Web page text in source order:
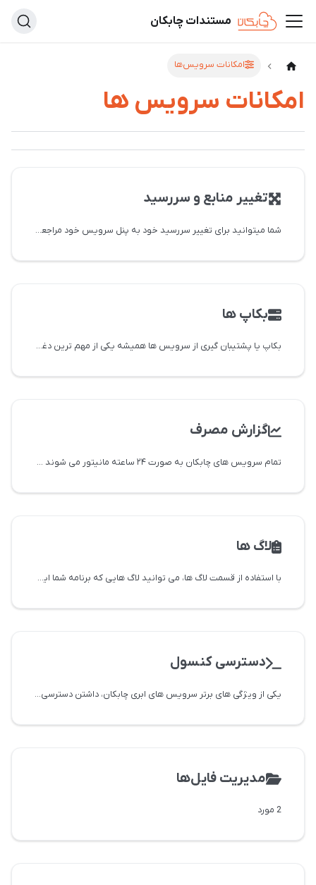
مستندات چابکان
امکانات سرویس‌ها
امکانات سرویس ها
تغییر منابع و سررسید
شما میتوانید برای تغییر سررسید خود به پنل سرویس خود مراجعه کنید و تغییر منابع
بکاپ ها
بکاپ یا پشتیبان گیری از سرویس ها همیشه یکی از مهم ترین دغدغه ها بوده و هست. پلتفرم ابری چابکان به روزانه صورت خودکار
گزارش مصرف
تمام سرویس های چابکان به صورت ۲۴ ساعته مانیتور می شوند و اطلاعات آن ها در بخش گزارش های سرویس قابل مشاهده می باشد. شما در بخش گزارش مصرف می توانید به صورت زنده میزان
لاگ ها
با استفاده از قسمت لاگ ها، می توانید لاگ هایی که برنامه شما ایجاد کرده است را مشاهده کنید. البته توج
دسترسی کنسول
یکی از ویژگی های برتر سرویس های ابری چابکان، داشتن دسترسی کنسول منحصر به فرد برای هر سرویسی که ایجاد می شود می باشد. با استفاده از دسترسی کنسول
مدیریت فایل‌ها
2 مورد